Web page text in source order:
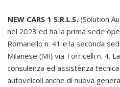
NEW CARS 1 S.R.L.S. (Solution
nel 2023 ed ha la prima sede
Romanello n. 41 e la seconda
Milanese (MI) via Torricelli n. 4.
consulenza ed assistenza
autoveicoli anche di nuova